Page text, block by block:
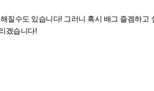
질수도 있습니다! 그러니 혹시 배그 즐겜하고
겠습니다!